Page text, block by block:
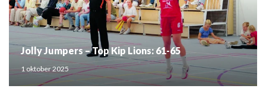
Jolly Jumpers – Top Kip Lions: 61-65
1 oktober 2025